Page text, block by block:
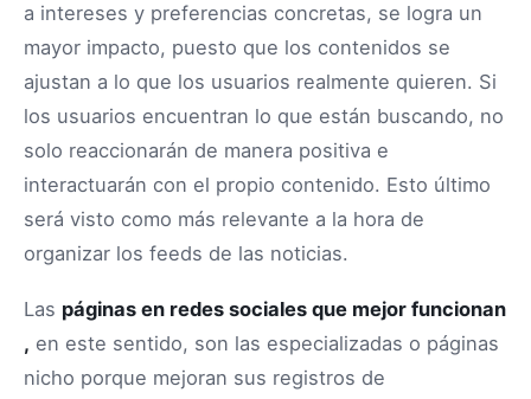
a intereses y preferencias concretas, se logra un
mayor impacto, puesto que los contenidos se
ajustan a lo que los usuarios realmente quieren. Si
los usuarios encuentran lo que están buscando, no
solo reaccionarán de manera positiva e
interactuarán con el propio contenido. Esto último
será visto como más relevante a la hora de
organizar los feeds de las noticias.
Las páginas en redes sociales que mejor funcionan
, en este sentido, son las especializadas o páginas
nicho porque mejoran sus registros de